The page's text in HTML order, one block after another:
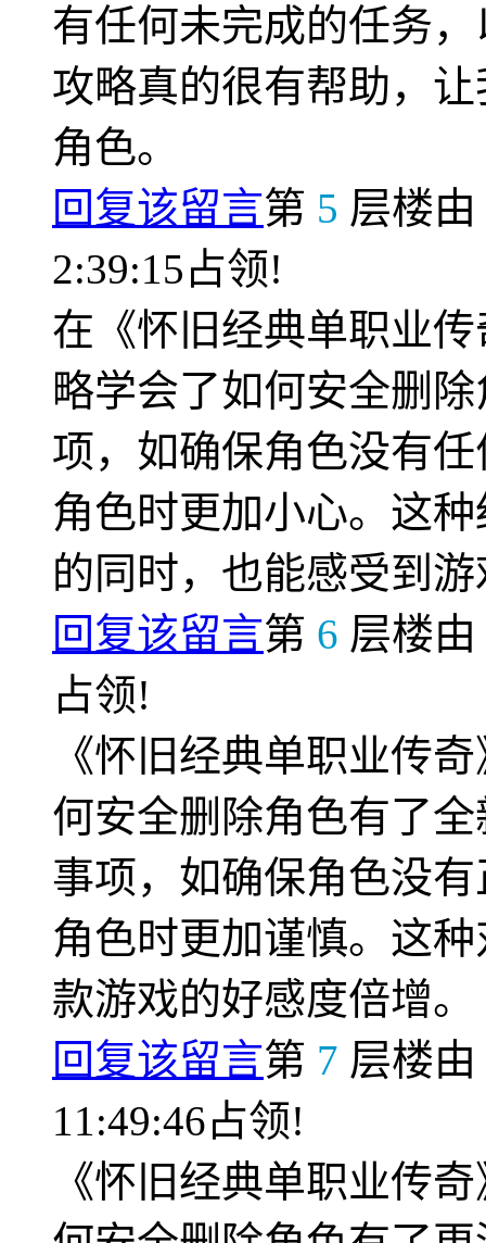
有任何未完成的任务
攻略真的很有帮助，
角色。
回复该留言第 5 层楼由
2:39:15占领!
在《怀旧经典单职业
略学会了如何安全删
项，如确保角色没有
角色时更加小心。这
的同时，也能感受到
回复该留言第 6 层楼由
占领!
《怀旧经典单职业传
何安全删除角色有了
事项，如确保角色没
角色时更加谨慎。这
款游戏的好感度倍增。
回复该留言第 7 层楼由
11:49:46占领!
《怀旧经典单职业传